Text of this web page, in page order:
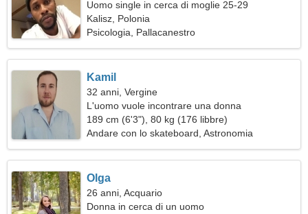
Uomo single in cerca di moglie 25-29
Kalisz, Polonia
Psicologia, Pallacanestro
Kamil
32 anni, Vergine
L'uomo vuole incontrare una donna
189 cm (6'3"), 80 kg (176 libbre)
Andare con lo skateboard, Astronomia
Olga
26 anni, Acquario
Donna in cerca di un uomo